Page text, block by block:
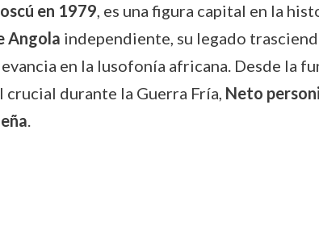
en 1979, es una figura capital en la
Angola independiente, su legado
en la lusofonía africana. Desde la
durante la Guerra Fría, Neto
.